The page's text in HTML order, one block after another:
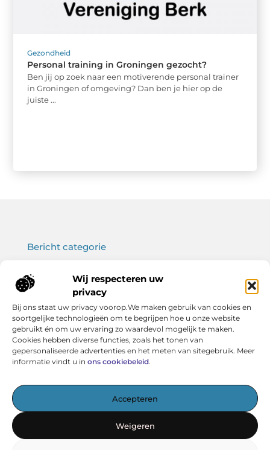
Wij respecteren uw
privacy
Bij ons staat uw privacy voorop.We maken gebruik van cookies en
soortgelijke technologieën om te begrijpen hoe u onze website
gebruikt én om uw ervaring zo waardevol mogelijk te maken.
Cookies hebben diverse functies, zoals het tonen van
gepersonaliseerde advertenties en het meten van sitegebruik. Meer
informatie vindt u in ons cookiebeleid.
Accepteren
Weigeren
Gezondheid
Personal training in Groningen gezocht?
Ben jij op zoek naar een motiverende personal trainer
in Groningen of omgeving? Dan ben je hier op de
juiste ...
Het startpunt voor kennis en inspiratie
— Verken boeiende artikelen, handige tips en verhelderende
vandaag nog wat Vereniging BERK voor jou in petto heeft!
Onze informatie
Bericht categorie